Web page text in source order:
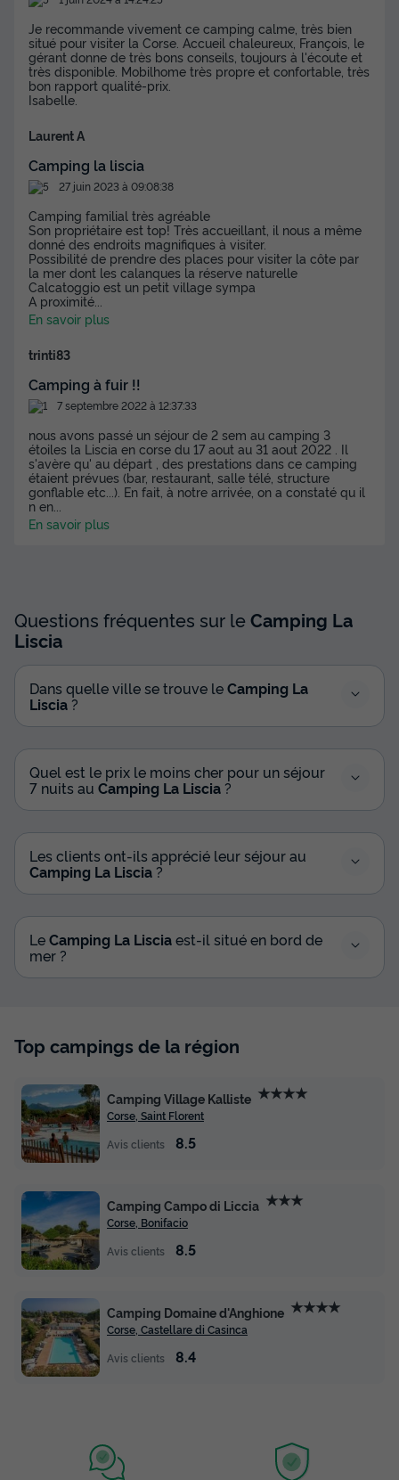
Je recommande vivement ce camping calme, très bien
situé pour visiter la Corse. Accueil chaleureux, François, le
gérant donne de très bons conseils, toujours à l'écoute et
très disponible. Mobilhome très propre et confortable, très
bon rapport qualité-prix.
Isabelle.
Laurent A
Camping la liscia
27 juin 2023 à 09:08:38
Camping familial très agréable
Son propriétaire est top! Très accueillant, il nous a même
donné des endroits magnifiques à visiter.
Possibilité de prendre des places pour visiter la côte par
la mer dont les calanques la réserve naturelle
Calcatoggio est un petit village sympa
A proximité
En savoir plus
trinti83
Camping à fuir !!
7 septembre 2022 à 12:37:33
nous avons passé un séjour de 2 sem au camping 3
étoiles la Liscia en corse du 17 aout au 31 aout 2022 . Il
s'avère qu' au départ , des prestations dans ce camping
étaient prévues (bar, restaurant, salle télé, structure
gonflable etc...). En fait, à notre arrivée, on a constaté qu il
n en
En savoir plus
Questions fréquentes sur leCamping La
Liscia
Dans quelle ville se trouve leCamping La
Liscia ?
Quel est le prix le moins cher pour un séjour
7 nuits au Camping La Liscia ?
Les clients ont-ils apprécié leur séjour au
Camping La Liscia ?
LeCamping La Lisciaest-il situé en bord de
mer ?
Top campings de la région
Camping Village Kalliste ★★★★
Corse, Saint Florent
Avis clients
8.5
Camping Campo di Liccia ★★★
Corse, Bonifacio
Avis clients
8.5
Camping Domaine d'Anghione ★★★★
Corse, Castellare di Casinca
Avis clients
8.4